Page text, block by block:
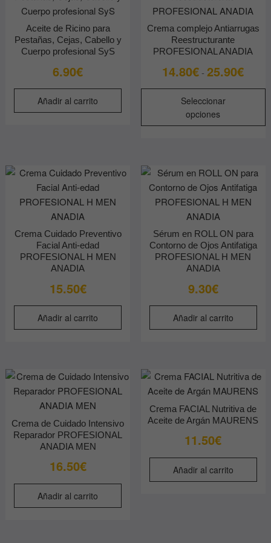
Aceite de Ricino para
Pestañas, Cejas, Cabello y
Cuerpo profesional SyS
6.90€
Añadir al carrito
Crema complejo Antiarrugas
Reestructurante
PROFESIONAL ANADIA
14.80€ - 25.90€Rango
14.80€
Seleccionar
opciones
Crema Cuidado Preventivo
Facial Anti-edad
PROFESIONAL H MEN
ANADIA
15.50€
Añadir al carrito
Sérum en ROLL ON para
Contorno de Ojos Antifatiga
PROFESIONAL H MEN
ANADIA
9.30€
Añadir al carrito
Crema de Cuidado Intensivo
Reparador PROFESIONAL
ANADIA MEN
16.50€
Añadir al carrito
Crema FACIAL Nutritiva de
Aceite de Argán MAURENS
11.50€
Añadir al carrito